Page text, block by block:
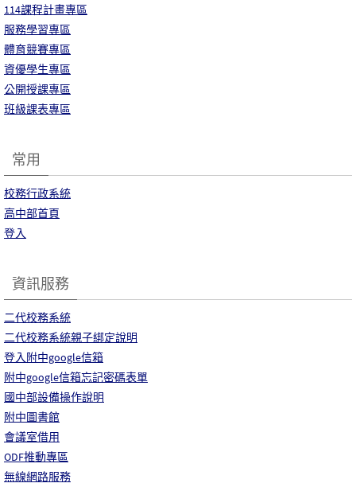
114課程計畫專區
服務學習專區
體育競賽專區
資優學生專區
公開授課專區
班級課表專區
常用
校務行政系統
高中部首頁
登入
資訊服務
二代校務系統
二代校務系統親子綁定說明
登入附中google信箱
附中google信箱忘記密碼表單
國中部設備操作說明
附中圖書館
會議室借用
ODF推動專區
無線網路服務